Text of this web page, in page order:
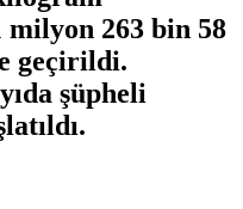
milyon 263 bin 58
geçirildi.
şüpheli